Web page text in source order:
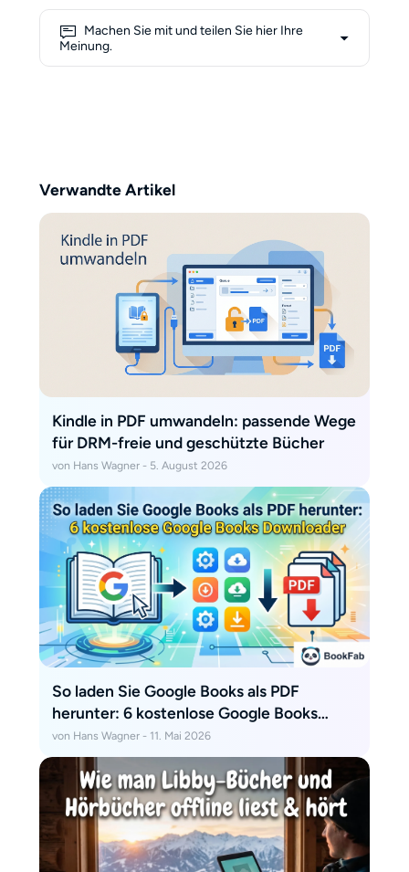
ultimative EPUB-Guide. Seine
Machen Sie mit und teilen Sie hier Ihre
Meinung.
Verwandte Artikel
Kindle in PDF umwandeln: passende Wege
für DRM-freie und geschützte Bücher
von Hans Wagner - 5. August 2026
So laden Sie Google Books als PDF
herunter: 6 kostenlose Google Books
Downloader
von Hans Wagner - 11. Mai 2026